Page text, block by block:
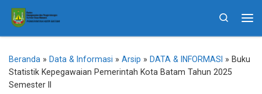
Skip to content
Search
Beranda » Data & Informasi » Arsip » DATA & INFORMASI » Buku
Statistik Kepegawaian Pemerintah Kota Batam Tahun 2025
Semester II